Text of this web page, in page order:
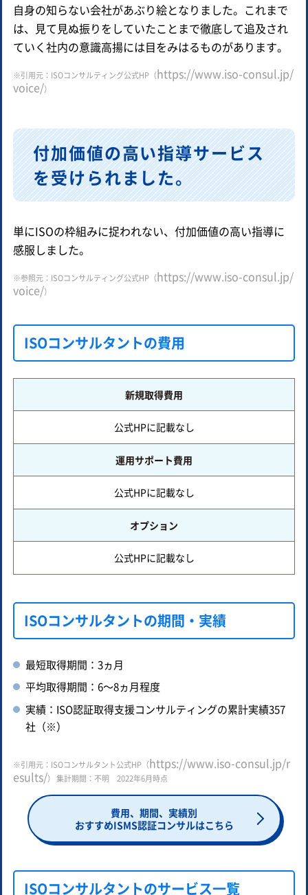
自身の知らない会社があぶり絵となりました。これまで
は、見て見ぬ振りをしていたことまで徹底して追及され
ていく社内の意識高揚には目をみはるものがあります。
※引用元：ISOコンサルティング公式HP（https://www.iso-consul.jp/
voice/）
付加価値の高い指導サービス
を受けられました。
単にISOの枠組みに捉われない、付加価値の高い指導に
感服しました。
※参照元：ISOコンサルティング公式HP（https://www.iso-consul.jp/
voice/）
ISOコンサルタントの費用
新規取得費用
公式HPに記載なし
運用サポート費用
公式HPに記載なし
オプション
公式HPに記載なし
ISOコンサルタントの期間・実績
最短取得期間：3ヵ月
平均取得期間：6～8ヵ月程度
実績：ISO認証取得支援コンサルティングの累計実績357
社（※）
※引用元：ISOコンサルタント公式HP（https://www.iso-consul.jp/r
esults/） 集計期間：不明 2022年6月時点
費用、期間、実績別
おすすめISMS認証コンサルはこちら
ISOコンサルタントのサービス一覧